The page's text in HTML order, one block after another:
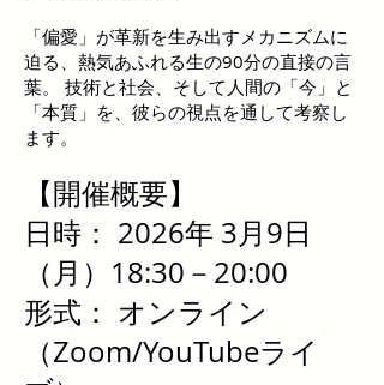
「偏愛」が革新を生み出すメカニズムに
迫る、熱気あふれる生の90分の直接の言
葉。 技術と社会、そして人間の「今」と
「本質」を、彼らの視点を通して考察し
ます。
【開催概要】
日時： 2026年 3月9日
（月）18:30－20:00
形式： オンライン
（Zoom/YouTubeライ